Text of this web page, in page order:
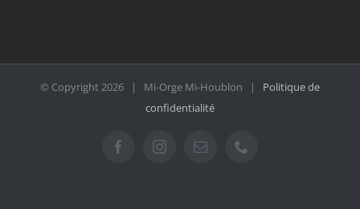
© Copyright2026 | Mi-Orge Mi-Houblon | Politique de
confidentialité
FacebookInstagramEmail